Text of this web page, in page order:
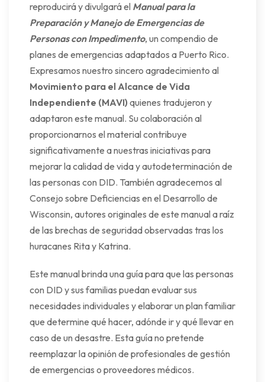
reproducirá y divulgará el Manual para la
Preparación y Manejo de Emergencias de
Personas con Impedimento, un compendio de
planes de emergencias adaptados a Puerto Rico.
Expresamos nuestro sincero agradecimiento al
Movimiento para el Alcance de Vida
Independiente (MAVI) quienes tradujeron y
adaptaron este manual. Su colaboración al
proporcionarnos el material contribuye
significativamente a nuestras iniciativas para
mejorar la calidad de vida y autodeterminación de
las personas con DID. También agradecemos al
Consejo sobre Deficiencias en el Desarrollo de
Wisconsin, autores originales de este manual a raíz
de las brechas de seguridad observadas tras los
huracanes Rita y Katrina.
Este manual brinda una guía para que las personas
con DID y sus familias puedan evaluar sus
necesidades individuales y elaborar un plan familiar
que determine qué hacer, adónde ir y qué llevar en
caso de un desastre. Esta guía no pretende
reemplazar la opinión de profesionales de gestión
de emergencias o proveedores médicos.